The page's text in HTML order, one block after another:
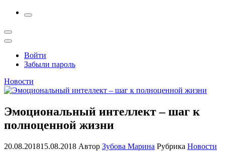
More
Открыть
поиск
Профиль
Войти
Забыли пароль
Новости
Эмоциональный интеллект – шаг к
полноценной жизни
20.08.201815.08.2018 Автор Зубова Марина Рубрика Новости